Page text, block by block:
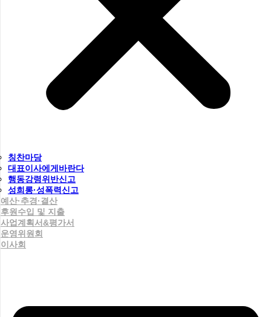
칭찬마당
대표이사에게바란다
행동강령위반신고
성희롱·성폭력신고
예산·추경·결산
후원수입 및 지출
사업계획서&평가서
운영위원회
이사회